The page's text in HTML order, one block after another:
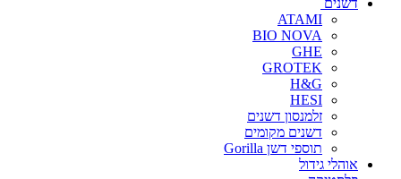
ATAMI
BIO NOVA
GHE
GROTEK
H&G
HESI
זלמנסון דשנים
דשנים מקומים
תוספי דשן Gorilla
אוהלי גידול